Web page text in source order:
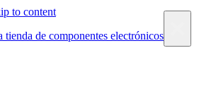
to content
tienda de componentes electrónicos